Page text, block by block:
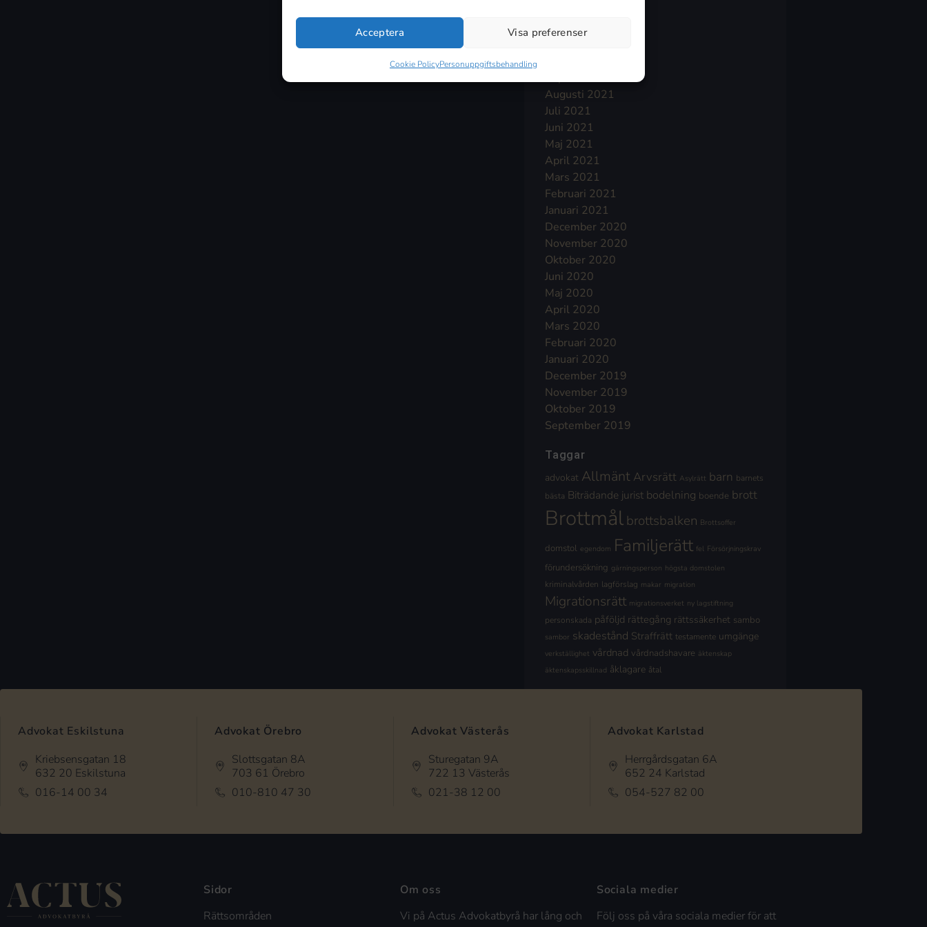
Acceptera Visa preferenser
Cookie PolicyPersonuppgiftsbehandling
December 2021
Augusti 2021
Juli 2021
Juni 2021
Maj 2021
April 2021
Mars 2021
Februari 2021
Januari 2021
December 2020
November 2020
Oktober 2020
Juni 2020
Maj 2020
April 2020
Mars 2020
Februari 2020
Januari 2020
December 2019
November 2019
Oktober 2019
September 2019
Taggar
advokat Allmänt Arvsrätt Asylrätt barn barnets
bästa Biträdande jurist bodelning boende brott
Brottmålbrottsbalken Brottsoffer
domstol egendom Familjerätt fel Försörjningskrav
förundersökning gärningsperson högsta domstolen
kriminalvården lagförslag makar migration
Migrationsrätt migrationsverket ny lagstiftning
personskada påföljd rättegång rättssäkerhet sambo
sambor skadestånd Straffrätt testamente umgänge
verkställighet vårdnad vårdnadshavare äktenskap
äktenskapsskillnad åklagare åtal
Advokat Eskilstuna
Kriebsensgatan 18
632 20 Eskilstuna
016-14 00 34
Advokat Örebro
Slottsgatan 8A
703 61 Örebro
010-810 47 30
Advokat Västerås
Sturegatan 9A
722 13 Västerås
021-38 12 00
Advokat Karlstad
Herrgårdsgatan 6A
652 24 Karlstad
054-527 82 00
Sidor
Rättsområden
Om oss
Vi på Actus Advokatbyrå har lång och
Sociala medier
Följ oss på våra sociala medier för att